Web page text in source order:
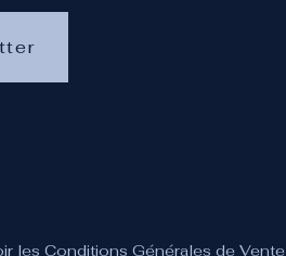
les Conditions Générales de Vente